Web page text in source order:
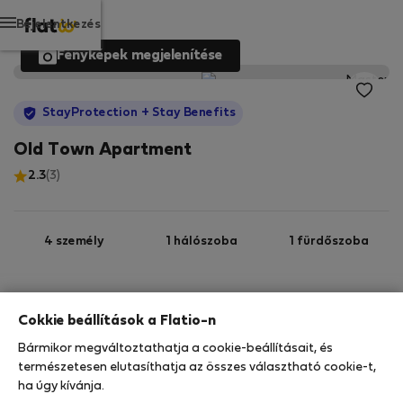
Bejelentkezés
Fényképek megjelenítése
StayProtection + Stay Benefits
Old Town Apartment
2.3(3)
4 személy 1 hálószoba 1 fürdőszoba
StayProtection Stay Benefits
Az Ön tartózkodását ebben az ingatlanban a
Cokkie beállítások a Flatio-n
Bármikor megváltoztathatja a cookie-beállításait, és
természetesen elutasíthatja az összes választható cookie-t,
ha úgy kívánja.